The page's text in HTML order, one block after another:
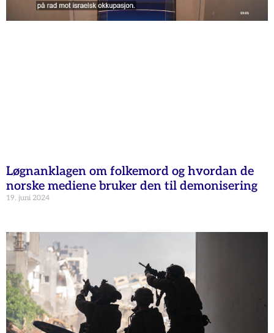
Løgnanklagen om folkemord og hvordan de
norske mediene bruker den til demonisering
19. juni 2024